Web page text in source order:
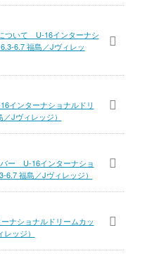
ついて U-16インターナシ
6.7 福島／Jヴィレッ
インターナショナルドリ
Jヴィレッジ）
ー U-16インターナショ
6.7 福島／Jヴィレッジ）
ナショナルドリームカッ
ッジ）